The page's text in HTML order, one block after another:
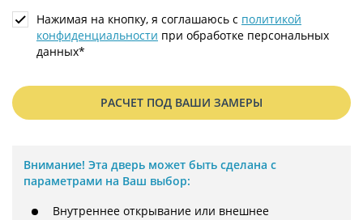
Нажимая на кнопку, я соглашаюсь с политикой
конфиденциальности при обработке персональных
данных*
РАСЧЕТ ПОД ВАШИ ЗАМЕРЫ
Внимание! Эта дверь может быть сделана с
параметрами на Ваш выбор:
Внутреннее открывание или внешнее